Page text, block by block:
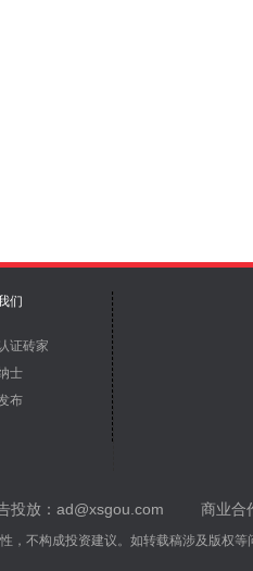
们
证砖家
士
布
投放：ad@xsgou.com 商业合
不构成投资建议。如转载稿涉及版权